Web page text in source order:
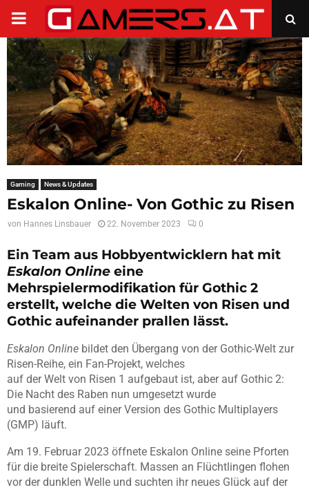
PRIMARY
MENU
Gaming News & Updates
Eskalon Online- Von Gothic zu Risen
von Hannes Linsbauer 22. November 2023 0
Ein Team aus Hobbyentwicklern hat mit
Eskalon Online eine
Mehrspielermodifikation für Gothic 2
erstellt, welche die Welten von Risen und
Gothic aufeinander prallen lässt.
Eskalon Online bildet den Übergang von der Gothic-Welt zur
Risen-Reihe, ein Fan-Projekt, welches
auf der Welt von Risen 1 aufgebaut ist, aber auf Gothic 2:
Die Nacht des Raben nun umgesetzt wurde
und basierend auf einer Version des Gothic Multiplayers
(GMP) läuft.
Am 19. Februar 2023 öffnete Eskalon Online seine Pforten
für die breite Spielerschaft. Massen an Flüchtlingen flohen
vor der dunklen Welle und suchten ihr neues Glück auf der